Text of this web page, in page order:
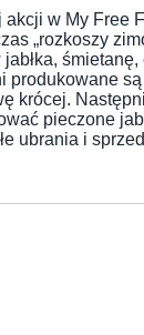
akcji w My Free
„rozkoszy
produkowane
krócej.
pieczone
ubrania i